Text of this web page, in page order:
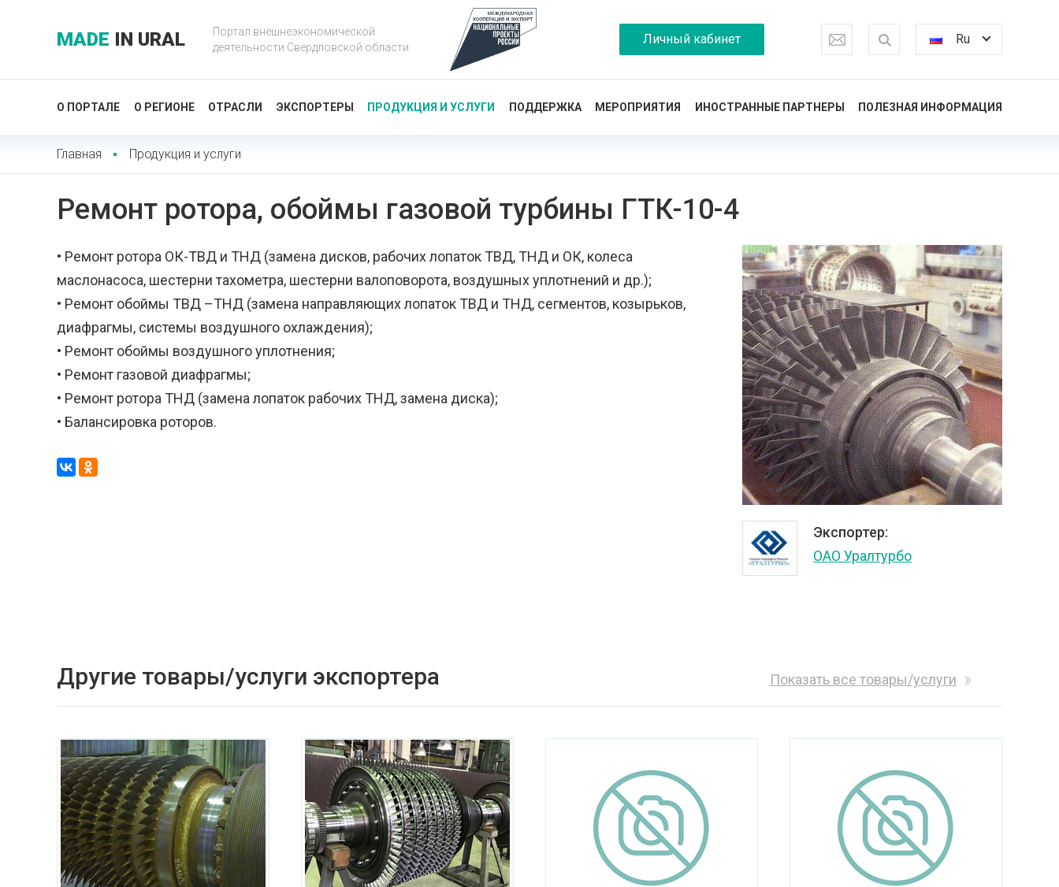
MADE IN URAL
Портал внешнеэкономической
деятельности Свердловской области
Личный кабинет Ru
О ПОРТАЛЕ О РЕГИОНЕ ОТРАСЛИ ЭКСПОРТЕРЫ ПРОДУКЦИЯ И УСЛУГИ ПОДДЕРЖКА МЕРОПРИЯТИЯ ИНОСТРАННЫЕ ПАРТНЕРЫ ПОЛЕЗНАЯ ИНФОРМАЦИЯ
Главная Продукция и услуги
Ремонт ротора, обоймы газовой турбины ГТК-10-4
Экспортер:
ОАО Уралтурбо
• Ремонт ротора ОК-ТВД и ТНД (замена дисков, рабочих лопаток ТВД, ТНД и ОК, колеса
маслонасоса, шестерни тахометра, шестерни валоповорота, воздушных уплотнений и др.);
• Ремонт обоймы ТВД –ТНД (замена направляющих лопаток ТВД и ТНД, сегментов, козырьков,
диафрагмы, системы воздушного охлаждения);
• Ремонт обоймы воздушного уплотнения;
• Ремонт газовой диафрагмы;
• Ремонт ротора ТНД (замена лопаток рабочих ТНД, замена диска);
• Балансировка роторов.
Другие товары/услуги экспортера Показать все товары/услуги